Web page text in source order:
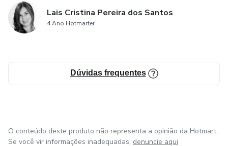
familiares.
Lais Cristina Pereira dos Santos
4 Ano Hotmarter
Dúvidas frequentes
O conteúdo deste produto não representa a opinião da Hotmart.
Se você vir informações inadequadas, denuncie aqui